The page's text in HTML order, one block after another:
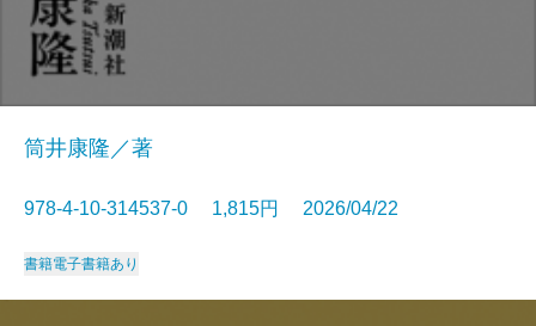
筒井康隆／著
978-4-10-314537-0 1,815円 2026/04/22
書籍電子書籍あり